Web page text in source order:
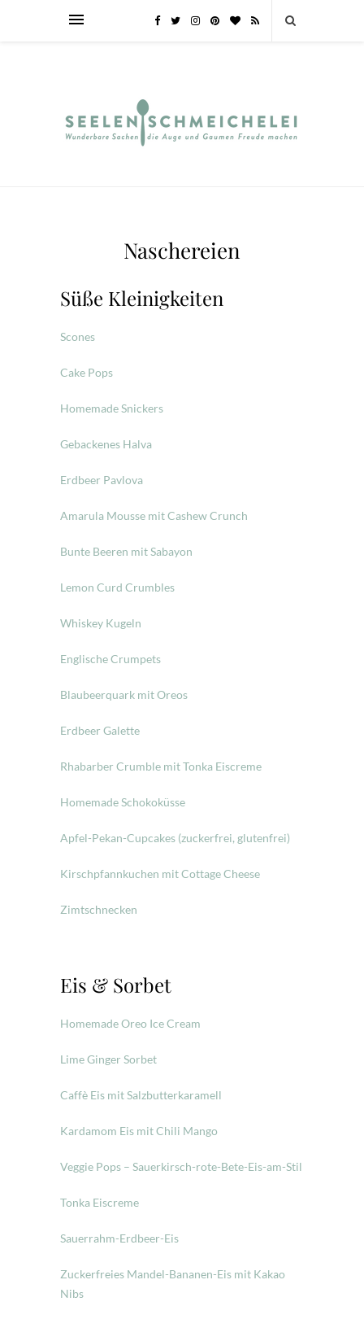
Naschereien
Süße Kleinigkeiten
Scones
Cake Pops
Homemade Snickers
Gebackenes Halva
Erdbeer Pavlova
Amarula Mousse mit Cashew Crunch
Bunte Beeren mit Sabayon
Lemon Curd Crumbles
Whiskey Kugeln
Englische Crumpets
Blaubeerquark mit Oreos
Erdbeer Galette
Rhabarber Crumble mit Tonka Eiscreme
Homemade Schokoküsse
Apfel-Pekan-Cupcakes (zuckerfrei, glutenfrei)
Kirschpfannkuchen mit Cottage Cheese
Zimtschnecken
Eis & Sorbet
Homemade Oreo Ice Cream
Lime Ginger Sorbet
Caffè Eis mit Salzbutterkaramell
Kardamom Eis mit Chili Mango
Veggie Pops – Sauerkirsch-rote-Bete-Eis-am-Stil
Tonka Eiscreme
Sauerrahm-Erdbeer-Eis
Zuckerfreies Mandel-Bananen-Eis mit Kakao
Nibs